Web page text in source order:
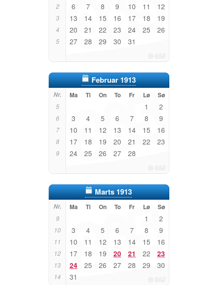
2 6 7 8 9 10 11 12
3 13 14 15 16 17 18 19
4 20 21 22 23 24 25 26
5 27 28 29 30 31
Februar 1913
Nr. Ma Ti On To Fr Lø Sø
5 1 2
6 3 4 5 6 7 8 9
7 10 11 12 13 14 15 16
8 17 18 19 20 21 22 23
9 24 25 26 27 28
Marts 1913
Nr. Ma Ti On To Fr Lø Sø
9 1 2
10 3 4 5 6 7 8 9
11 10 11 12 13 14 15 16
12 17 18 19 20 21 22 23
13 24 25 26 27 28 29 30
14 31